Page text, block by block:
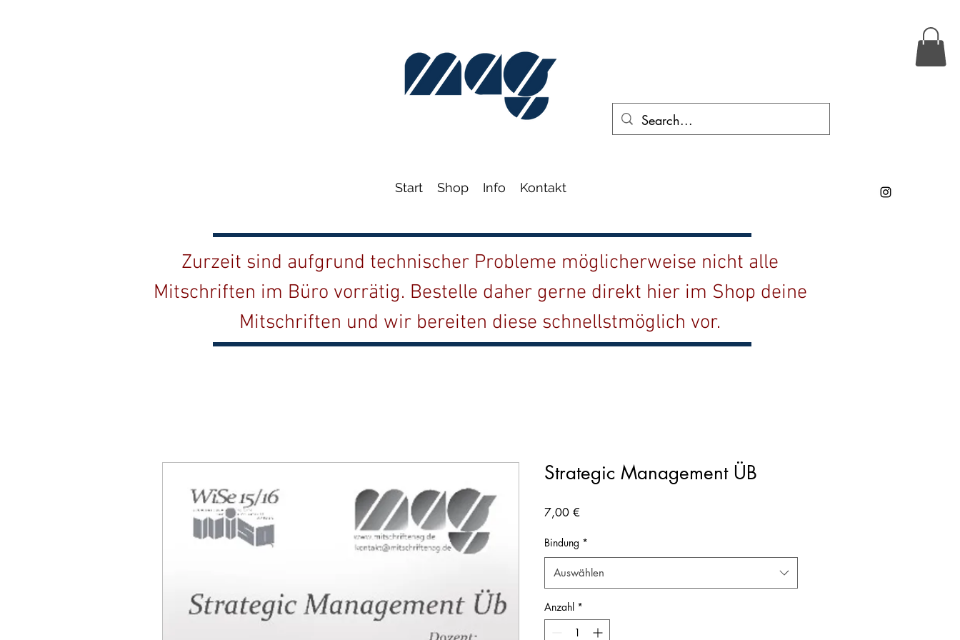
Start Shop Info Kontakt
Zurzeit sind aufgrund technischer Probleme möglicherweise nicht alle
Mitschriften im Büro vorrätig. Bestelle daher gerne direkt hier im Shop deine
Mitschriften und wir bereiten diese schnellstmöglich vor.
Strategic Management ÜB
7,00 €
Bindung *
Auswählen
Anzahl *